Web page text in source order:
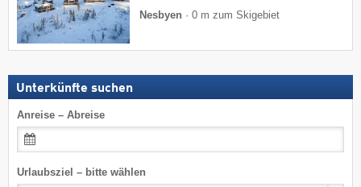
Nesbyen · 0 m zum Skigebiet
Unterkünfte suchen
Anreise – Abreise
Urlaubsziel – bitte wählen